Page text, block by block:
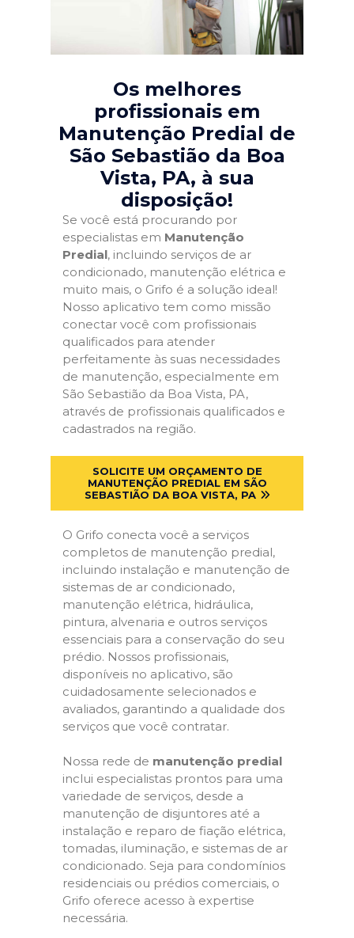
Os melhores
profissionais em
Manutenção Predial de
São Sebastião da Boa
Vista, PA, à sua
disposição!
Se você está procurando por
especialistas em Manutenção
Predial, incluindo serviços de ar
condicionado, manutenção elétrica e
muito mais, o Grifo é a solução ideal!
Nosso aplicativo tem como missão
conectar você com profissionais
qualificados para atender
perfeitamente às suas necessidades
de manutenção, especialmente em
São Sebastião da Boa Vista, PA,
através de profissionais qualificados e
cadastrados na região.
SOLICITE UM ORÇAMENTO DE
MANUTENÇÃO PREDIAL EM SÃO
SEBASTIÃO DA BOA VISTA, PA
O Grifo conecta você a serviços
completos de manutenção predial,
incluindo instalação e manutenção de
sistemas de ar condicionado,
manutenção elétrica, hidráulica,
pintura, alvenaria e outros serviços
essenciais para a conservação do seu
prédio. Nossos profissionais,
disponíveis no aplicativo, são
cuidadosamente selecionados e
avaliados, garantindo a qualidade dos
serviços que você contratar.
Nossa rede de manutenção predial
inclui especialistas prontos para uma
variedade de serviços, desde a
manutenção de disjuntores até a
instalação e reparo de fiação elétrica,
tomadas, iluminação, e sistemas de ar
condicionado. Seja para condomínios
residenciais ou prédios comerciais, o
Grifo oferece acesso à expertise
necessária.